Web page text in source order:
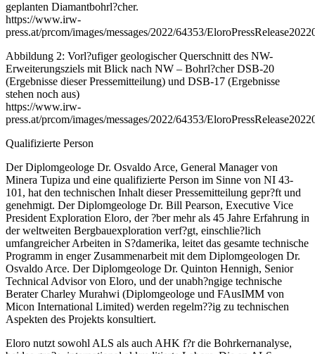
geplanten Diamantbohrl?cher.
https://www.irw-
press.at/prcom/images/messages/2022/64353/
Abbildung 2: Vorl?ufiger geologischer Querschnitt des NW-
Erweiterungsziels mit Blick nach NW – Bohrl?cher DSB-20
(Ergebnisse dieser Pressemitteilung) und DSB-17 (Ergebnisse
stehen noch aus)
https://www.irw-
press.at/prcom/images/messages/2022/64353/
Qualifizierte Person
Der Diplomgeologe Dr. Osvaldo Arce, General Manager von
Minera Tupiza und eine qualifizierte Person im Sinne von NI 43-
101, hat den technischen Inhalt dieser Pressemitteilung gepr?ft und
genehmigt. Der Diplomgeologe Dr. Bill Pearson, Executive Vice
President Exploration Eloro, der ?ber mehr als 45 Jahre Erfahrung in
der weltweiten Bergbauexploration verf?gt, einschlie?lich
umfangreicher Arbeiten in S?damerika, leitet das gesamte technische
Programm in enger Zusammenarbeit mit dem Diplomgeologen Dr.
Osvaldo Arce. Der Diplomgeologe Dr. Quinton Hennigh, Senior
Technical Advisor von Eloro, und der unabh?ngige technische
Berater Charley Murahwi (Diplomgeologe und FAusIMM von
Micon International Limited) werden regelm??ig zu technischen
Aspekten des Projekts konsultiert.
Eloro nutzt sowohl ALS als auch AHK f?r die Bohrkernanalyse,